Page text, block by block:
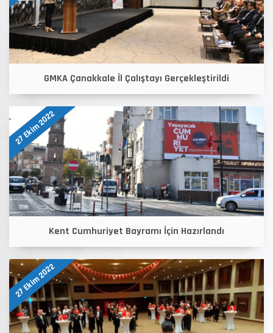
GMKA Çanakkale İl Çalıştayı Gerçekleştirildi
27 Ekim 2022
Kent Cumhuriyet Bayramı İçin Hazırlandı
27 Ekim 2022